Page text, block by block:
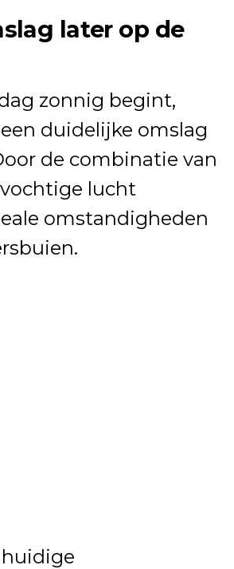
later op de
zonnig begint,
duidelijke omslag
de combinatie van
lucht
omstandigheden